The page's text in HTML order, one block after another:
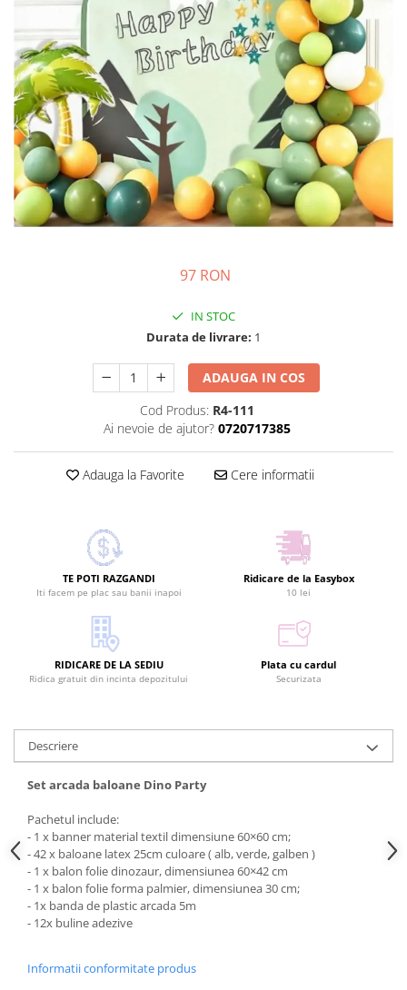
Costume Printi
Costume Vrajitoare Copii
Costume pentru Halloween
Costume Populare
Baloane latex
Pinata petreceri
97 RON
IN STOC
Durata de livrare: 1
ADAUGA IN COS
Cod Produs: R4-111
Ai nevoie de ajutor? 0720717385
Adauga la Favorite Cere informatii
TE POTI RAZGANDI
Iti facem pe plac sau banii inapoi
Ridicare de la Easybox
10 lei
RIDICARE DE LA SEDIU
Ridica gratuit din incinta depozitului
Plata cu cardul
Securizata
Descriere
Set arcada baloane Dino Party
Pachetul include:
- 1 x banner material textil dimensiune 60×60 cm;
- 42 x baloane latex 25cm culoare ( alb, verde, galben )
- 1 x balon folie dinozaur, dimensiunea 60×42 cm
- 1 x balon folie forma palmier, dimensiunea 30 cm;
- 1x banda de plastic arcada 5m
- 12x buline adezive
Informatii conformitate produs